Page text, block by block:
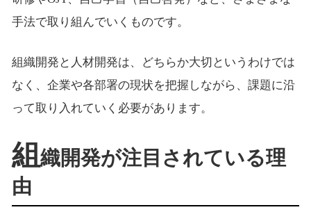
手法で取り組んでいくものです。
組織開発と人材開発は、どちらか大切というわけでは
なく、企業や各部署の現状を把握しながら、課題に沿
って取り入れていく必要があります。
組 織開発が注目されている理
由